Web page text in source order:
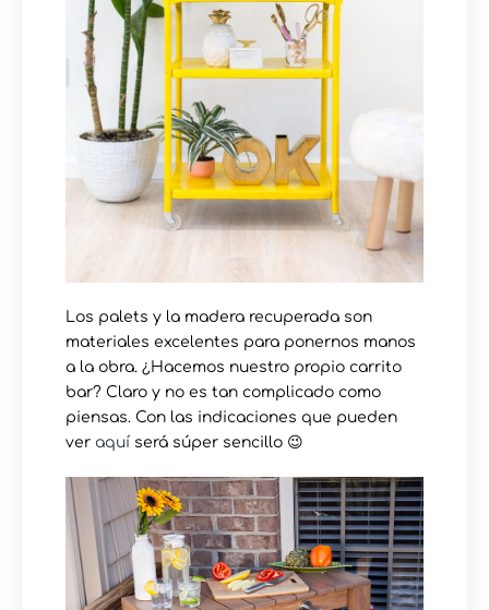
Los palets y la madera recuperada son
materiales excelentes para ponernos manos
a la obra. ¿Hacemos nuestro propio carrito
bar? Claro y no es tan complicado como
piensas. Con las indicaciones que pueden
ver aquí será súper sencillo 😉